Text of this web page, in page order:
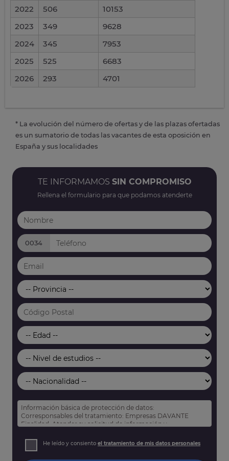
2022
506
10153
2023
349
9628
2024
345
7953
2025
525
6683
2026
293 4701
* La evolución del número de ofertas y de las plazas ofertadas
es un sumatorio de todas las vacantes de esta oposición en
España y sus localidades
TE INFORMAMOS SIN COMPROMISO
Rellena el formulario para que podamos atenderte
0034
Información básica de protección de datos:
Corresponsables del tratamiento: Empresas DAVANTE
Finalidad: Atender su solicitud de información y
Derechos: Puede acceder, rectificar y suprimir sus datos,
así como otros derechos tal y como se explica en nuestra
He leído y consiento el tratamiento de mis datos personales